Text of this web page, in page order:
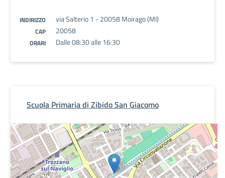
INDIRIZZO via Salterio 1 - 20058 Moirago (MI)
CAP 20058
ORARI Dalle 08:30 alle 16:30
Scuola Primaria di Zibido San Giacomo